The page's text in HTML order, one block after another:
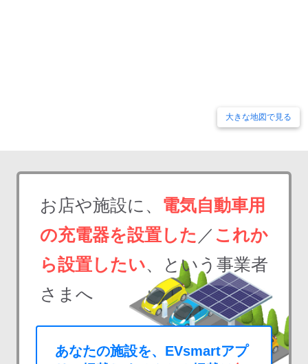
大きな地図で見る
お店や施設に、 電気自動車用
の充電器を設置した ／ これか
ら設置したい、という事業者
さまへ
あなたの施設を、EVsmartアプ